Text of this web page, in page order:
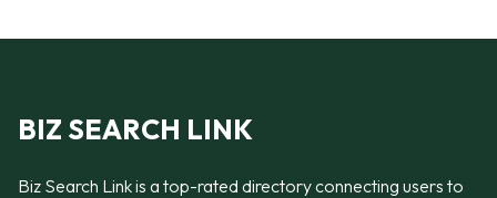
BIZ SEARCH LINK
Biz Search Link is a top-rated directory connecting users to